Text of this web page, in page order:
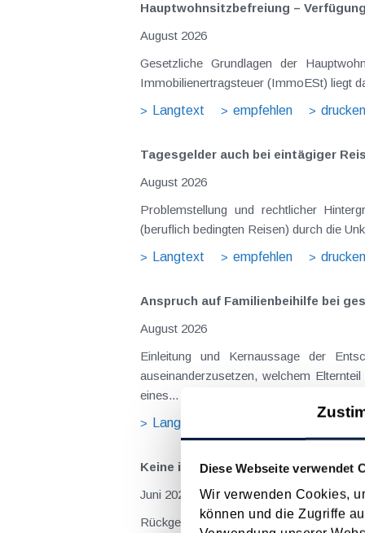
Diese Webseite verwendet
Wir verwenden Cookies,
können und die Zugriffe
Hauptwohnsitz​­befreiung –
August 2026
Gesetzliche Grundlagen der Hauptwohnsitzbefreiung Eine Ausnahme von der bei privaten
Immobilienertragsteuer (ImmoESt) liegt
Langtext
empfehlen drucken
Tagesgelder auch bei eintägiger
August 2026
Problemstellung und rechtlicher Hintergrund Tagesgelder sollen Verpflegungsmehraufwendungen ausgleichen, welche im Zuge
(beruflich bedingten Reisen) durch die
Langtext
empfehlen drucken
Anspruch auf Familienbeihilfe bei
August 2026
Einleitung und Kernaussage der Entscheidung Das Bundesfinanzgericht (GZ RV/7103366/2025 vom 10.02.2026)
auseinanderzusetzen, welchem
eines...
Langtext
Keine inländische Besteuerung
Juni 2021
Rückgezahlte